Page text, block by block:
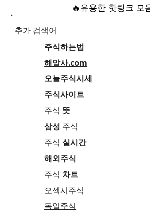
🔥유용한 핫링크 모
추가 검색어
주식하는법
해알사.com
오늘주식시세
주식사이트
주식 뜻
삼성 주식
주식 실시간
해외주식
주식 차트
오섹시주식
독일주식